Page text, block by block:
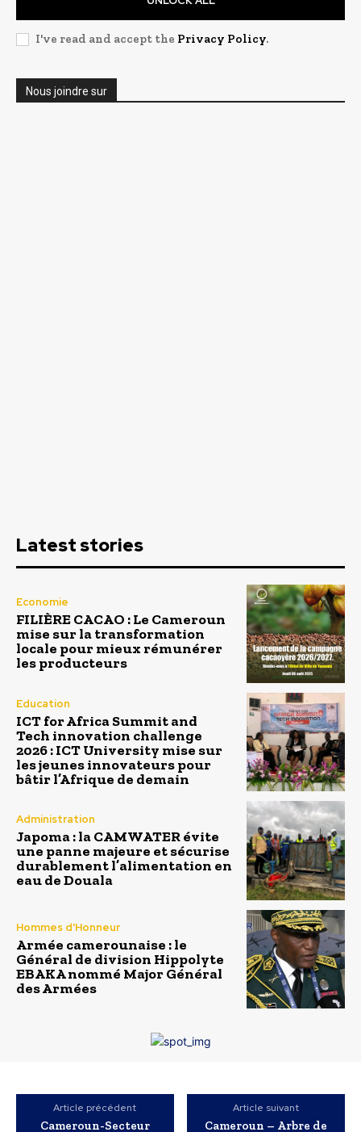
I've read and accept the Privacy Policy.
Nous joindre sur
Latest stories
Economie
FILIÈRE CACAO : Le Cameroun
mise sur la transformation
locale pour mieux rémunérer
les producteurs
Education
ICT for Africa Summit and
Tech innovation challenge
2026 : ICT University mise sur
les jeunes innovateurs pour
bâtir l’Afrique de demain
Administration
Japoma : la CAMWATER évite
une panne majeure et sécurise
durablement l’alimentation en
eau de Douala
Hommes d'Honneur
Armée camerounaise : le
Général de division Hippolyte
EBAKA nommé Major Général
des Armées
Article précédent
Cameroun-Secteur
Article suivant
Cameroun – Arbre de